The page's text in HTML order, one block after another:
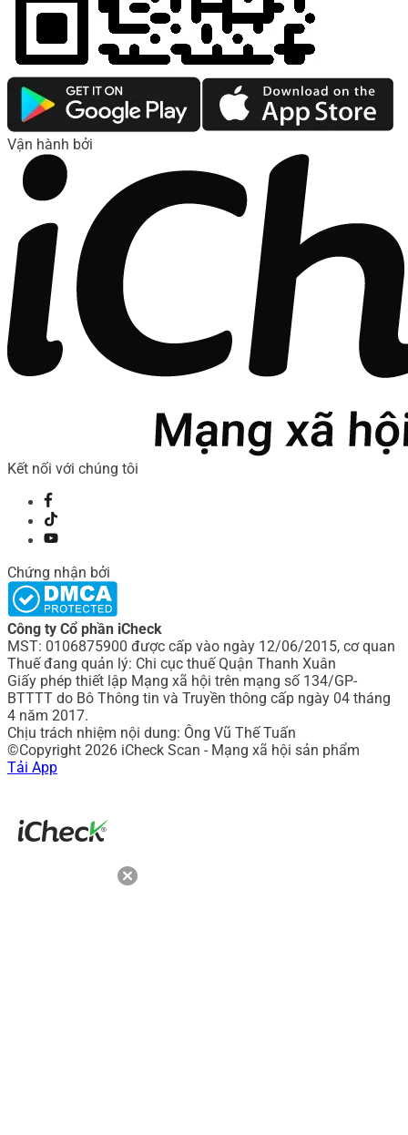
Vận hành bởi
Kết nối với chúng tôi
Chứng nhận bởi
Công ty Cổ phần iCheck
MST: 0106875900 được cấp vào ngày 12/06/2015, cơ quan
Thuế đang quản lý: Chi cục thuế Quận Thanh Xuân
Giấy phép thiết lập Mạng xã hội trên mạng số 134/GP-
BTTTT do Bô Thông tin và Truyền thông cấp ngày 04 tháng
4 năm 2017.
Chịu trách nhiệm nội dung: Ông Vũ Thế Tuấn
©Copyright 2026 iCheck Scan - Mạng xã hội sản phẩm
Tải App